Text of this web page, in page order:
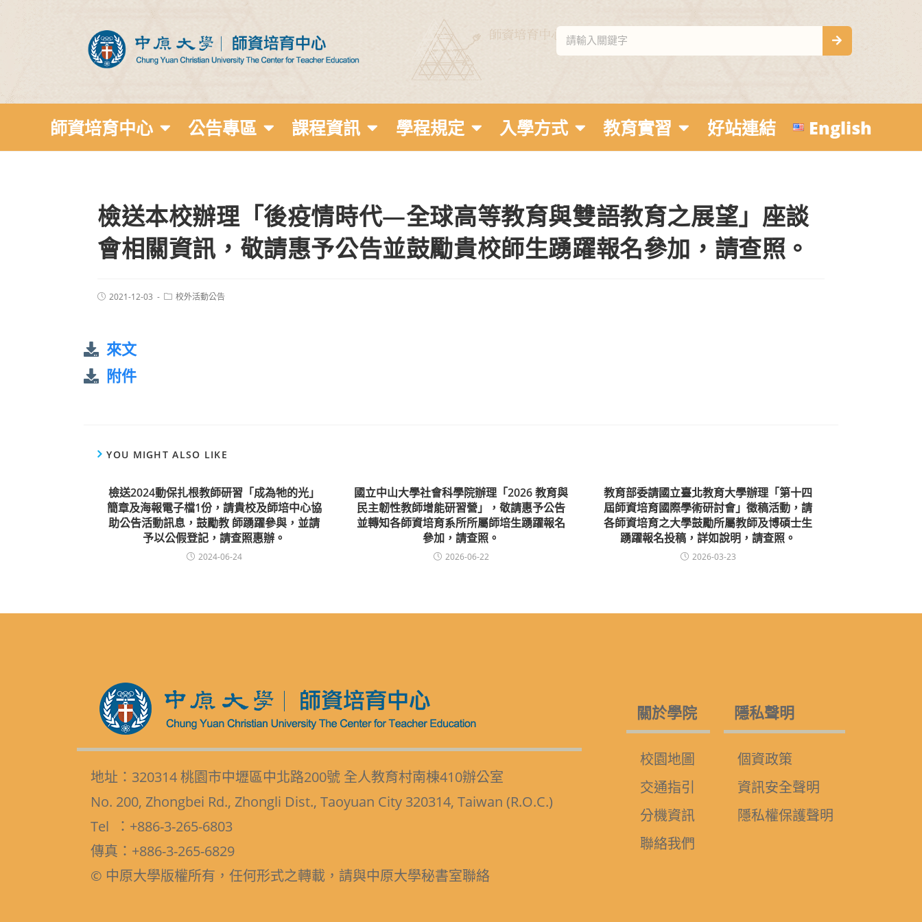
師資培育中心 公告專區 課程資訊 學程規定 入學方式 教育實習 好站連結 English
檢送本校辦理「後疫情時代—全球高等教育與雙語教育之展望」座談
會相關資訊，敬請惠予公告並鼓勵貴校師生踴躍報名參加，請查照。
2021-12-03 校外活動公告
來文
附件
YOU MIGHT ALSO LIKE
檢送2024動保扎根教師研習「成為牠的光」
簡章及海報電子檔1份，請貴校及師培中心協
助公告活動訊息，鼓勵教 師踴躍參與，並請
予以公假登記，請查照惠辦。
2024-06-24
國立中山大學社會科學院辦理「2026 教育與
民主韌性教師增能研習營」，敬請惠予公告
並轉知各師資培育系所所屬師培生踴躍報名
參加，請查照。
2026-06-22
教育部委請國立臺北教育大學辦理「第十四
屆師資培育國際學術研討會」徵稿活動，請
各師資培育之大學鼓勵所屬教師及博碩士生
踴躍報名投稿，詳如說明，請查照。
2026-03-23
地址：320314 桃園市中壢區中北路200號 全人教育村南棟410辦公室
No. 200, Zhongbei Rd., Zhongli Dist., Taoyuan City 320314, Taiwan (R.O.C.)
Tel ：+886-3-265-6803
傳真：+886-3-265-6829
© 中原大學版權所有，任何形式之轉載，請與中原大學秘書室聯絡
關於學院
校園地圖
交通指引
分機資訊
聯絡我們
隱私聲明
個資政策
資訊安全聲明
隱私權保護聲明